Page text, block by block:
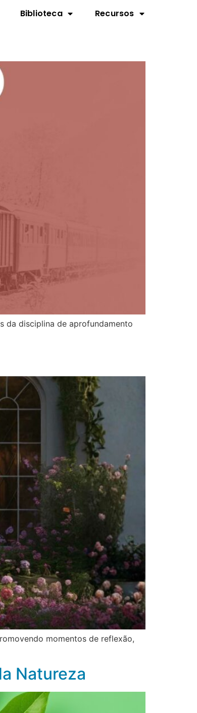
Biblioteca
Recursos
da disciplina de aprofundamento
momentos de reflexão,
Natureza